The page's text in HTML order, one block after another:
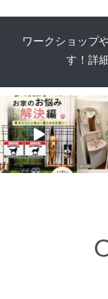
ワークショップ
す！詳